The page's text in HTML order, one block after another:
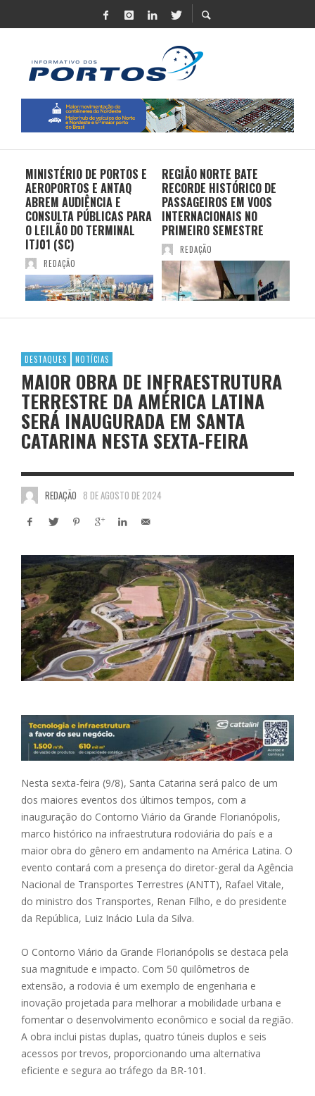
MINISTÉRIO DE PORTOS E
AEROPORTOS E ANTAQ
ABREM AUDIÊNCIA E
CONSULTA PÚBLICAS PARA
O LEILÃO DO TERMINAL
ITJ01 (SC)
REDAÇÃO
REGIÃO NORTE BATE
RECORDE HISTÓRICO DE
PASSAGEIROS EM VOOS
INTERNACIONAIS NO
PRIMEIRO SEMESTRE
REDAÇÃO
DESTAQUES NOTÍCIAS
MAIOR OBRA DE INFRAESTRUTURA
TERRESTRE DA AMÉRICA LATINA
SERÁ INAUGURADA EM SANTA
CATARINA NESTA SEXTA-FEIRA
REDAÇÃO 8 DE AGOSTO DE 2024
Nesta sexta-feira (9/8), Santa Catarina será palco de um
dos maiores eventos dos últimos tempos, com a
inauguração do Contorno Viário da Grande Florianópolis,
marco histórico na infraestrutura rodoviária do país e a
maior obra do gênero em andamento na América Latina. O
evento contará com a presença do diretor-geral da Agência
Nacional de Transportes Terrestres (ANTT), Rafael Vitale,
do ministro dos Transportes, Renan Filho, e do presidente
da República, Luiz Inácio Lula da Silva.
O Contorno Viário da Grande Florianópolis se destaca pela
sua magnitude e impacto. Com 50 quilômetros de
extensão, a rodovia é um exemplo de engenharia e
inovação projetada para melhorar a mobilidade urbana e
fomentar o desenvolvimento econômico e social da região.
A obra inclui pistas duplas, quatro túneis duplos e seis
acessos por trevos, proporcionando uma alternativa
eficiente e segura ao tráfego da BR-101.